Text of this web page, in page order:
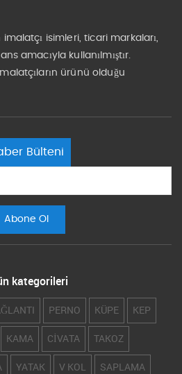
isimleri, ticari markaları,
amacıyla kullanılmıştır.
ürünü olduğu
Bülteni
kategorileri
PERNO KÜPE KEP
KAMA CİVATA TAKOZ
YATAK V KOL SAPLAMA